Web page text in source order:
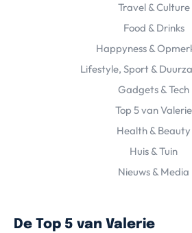
Travel & Culture
Food & Drinks
Happyness &
Lifestyle, Sport &
Gadgets & Tech
Top 5 van Valerie
Health & Beauty
Huis & Tuin
Nieuws & Media
De Top 5 van Valerie